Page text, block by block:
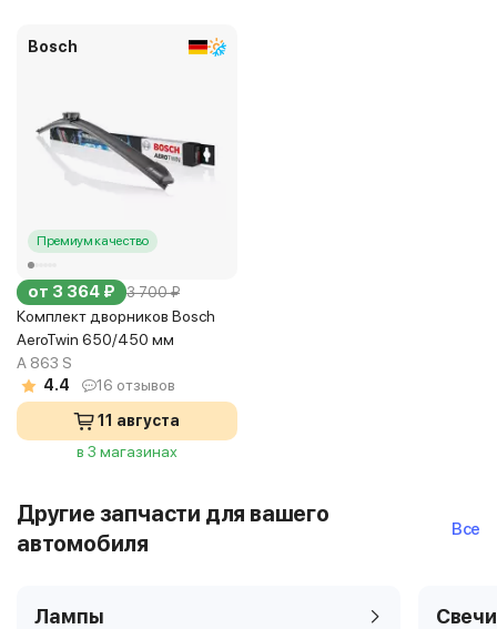
Bosch
Премиум качество
от 3 364 ₽ 3 700 ₽
Комплект дворников Bosch
AeroTwin 650/450 мм
A 863 S
4.4
16 отзывов
11 августа
в 3 магазинах
Другие запчасти для вашего
автомобиля
Все
Лампы